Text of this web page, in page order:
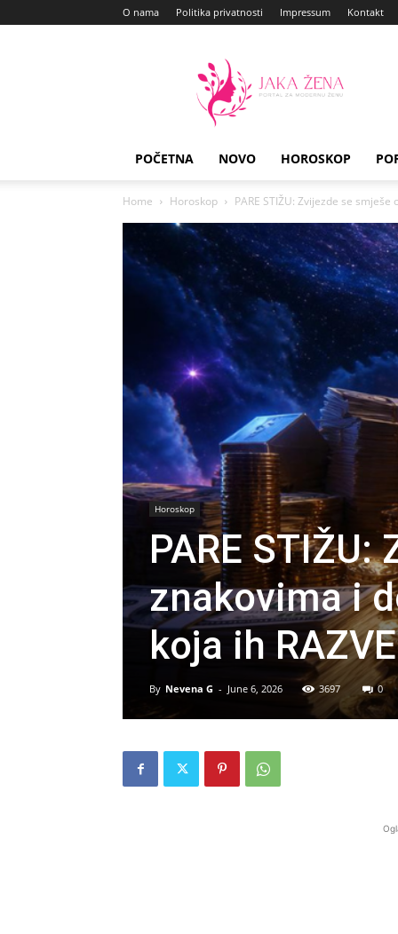
O nama Politika privatnosti Impressum Kontakt
Zena
POČETNA NOVO HOROSKOP
Home Horoskop PARE STIŽU: Zvijezde se
Horoskop
PARE
znakovima i
koja ih
By Nevena G - June 6, 2026 3697 0